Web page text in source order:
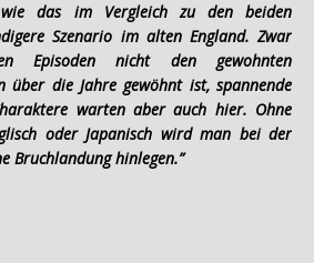
das im Vergleich zu den beiden
Szenario im alten England. Zwar
Episoden nicht den gewohnten
über die Jahre gewöhnt ist, spannende
warten aber auch hier. Ohne
oder Japanisch wird man bei der
Bruchlandung hinlegen.”